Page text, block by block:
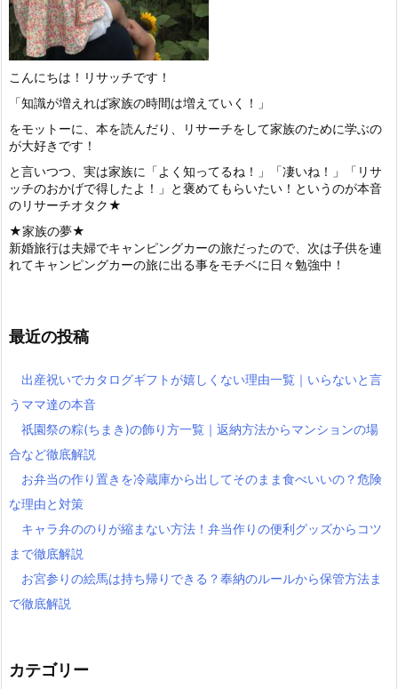
こんにちは！リサッチです！
「知識が増えれば家族の時間は増えていく！」
をモットーに、本を読んだり、リサーチをして家族のために学ぶの
が大好きです！
と言いつつ、実は家族に「よく知ってるね！」「凄いね！」「リサ
ッチのおかげで得したよ！」と褒めてもらいたい！というのが本音
のリサーチオタク★
★家族の夢★
新婚旅行は夫婦でキャンピングカーの旅だったので、次は子供を連
れてキャンピングカーの旅に出る事をモチベに日々勉強中！
最近の投稿
出産祝いでカタログギフトが嬉しくない理由一覧｜いらないと言
うママ達の本音
祇園祭の粽(ちまき)の飾り方一覧｜返納方法からマンションの場
合など徹底解説
お弁当の作り置きを冷蔵庫から出してそのまま食べいいの？危険
な理由と対策
キャラ弁ののりが縮まない方法！弁当作りの便利グッズからコツ
まで徹底解説
お宮参りの絵馬は持ち帰りできる？奉納のルールから保管方法ま
で徹底解説
カテゴリー